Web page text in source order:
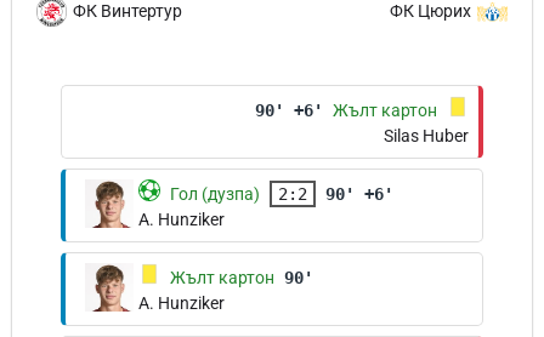
ФК Винтертур ФК Цюрих
90' +6'
Жълт картон
Silas Huber
Гол (дузпа) 2:2
90' +6'
A. Hunziker
Жълт картон 90'
A. Hunziker